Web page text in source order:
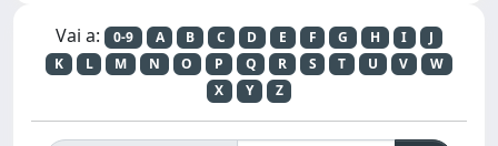
Vai a: 0-9 A B C D E F G H I
J
K
L M N O P Q R S T U V
W
X
Y Z